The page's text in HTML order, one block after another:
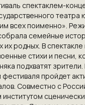
спектаклем-
театра
всех поименно».
семейные
их родных. В
стихи и песни,
подхватят
фестиваля пройдет
Совместно с
ВАС
УЧАСТИЕ В